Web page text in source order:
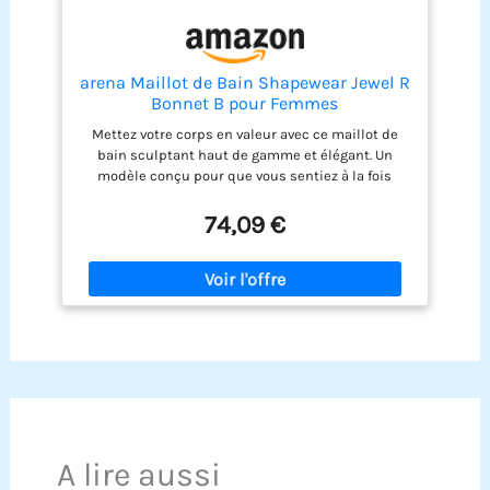
arena Maillot de Bain Shapewear Jewel R
Bonnet B pour Femmes
Mettez votre corps en valeur avec ce maillot de
bain sculptant haut de gamme et élégant. Un
modèle conçu pour que vous sentiez à la fois
matières Sensitive Fabrics brevetées pour un
confort, un soutien et un effet sculptant
maximaux : ultra-résistant au chlore, protection
UV, séchage rapide, fabriqué à base de polyamide
recyclé. Bretelles facilement ajustables pour un
bon maintien. Technologie Power Mesh pour
Choisissez votre taille habituelle pour profiter
74,09 €
A lire aussi